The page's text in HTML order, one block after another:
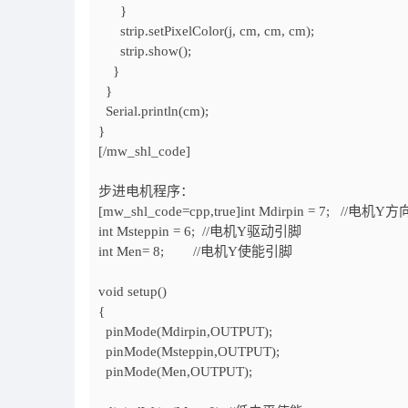
}
strip.setPixelColor(j, cm, cm, cm);
strip.show();
}
}
Serial.println(cm);
}
[/mw_shl_code]
步进电机程序：
[mw_shl_code=cpp,true]int Mdirpin = 7; //电机Y方
int Msteppin = 6; //电机Y驱动引脚
int Men= 8; //电机Y使能引脚
void setup()
{
pinMode(Mdirpin,OUTPUT);
pinMode(Msteppin,OUTPUT);
pinMode(Men,OUTPUT);